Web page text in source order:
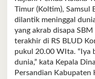
Timur (Koltim), Samsul
dilantik meninggal
yang akrab disapa
terakhir di RS BLUD
pukul 20.00 WIta. “Iya
dunia,” kata Kepala
Persandian Kabupaten